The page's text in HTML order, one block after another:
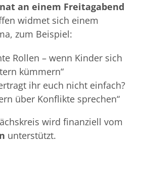
an einem Freitagabend
widmet sich einem
zum Beispiel:
Rollen – wenn Kinder sich
kümmern“
ihr euch nicht einfach?
über Konflikte sprechen“
wird finanziell vom
unterstützt.